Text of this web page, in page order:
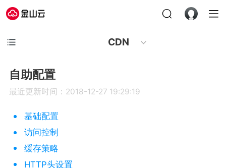
CDN
自助配置
最近更新时间：2018-12-27 19:29:19
基础配置
访问控制
缓存策略
HTTP头设置